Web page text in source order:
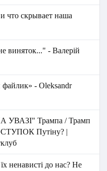
что скрывает наша
виняток..." - Валерій
файлик» - Oleksandr
УВАЗІ" Трампа / Трамп
Путіну? |
ненaвисті до нас? Не